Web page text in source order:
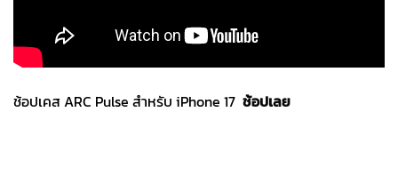
ช้อปเคส ARC Pulse สำหรับ iPhone 17 ช้อปเลย